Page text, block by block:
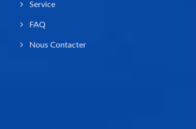
Service
FAQ
Nous Contacter